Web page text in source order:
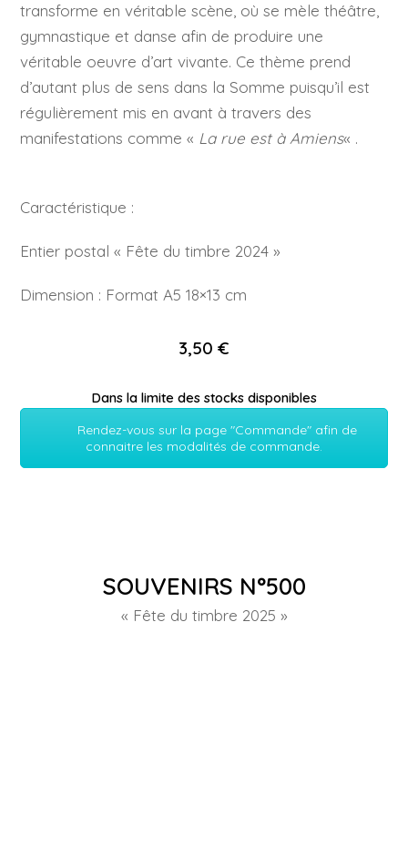
transforme en véritable scène, où se mèle théâtre,
gymnastique et danse afin de produire une
véritable oeuvre d’art vivante. Ce thème prend
d’autant plus de sens dans la Somme puisqu’il est
régulièrement mis en avant à travers des
manifestations comme « La rue est à Amiens« .
Caractéristique :
Entier postal « Fête du timbre 2024 »
Dimension : Format A5 18×13 cm
3,50 €
Dans la limite des stocks disponibles
Rendez-vous sur la page "Commande" afin de
connaitre les modalités de commande.
SOUVENIRS N°500
« Fête du timbre 2025 »